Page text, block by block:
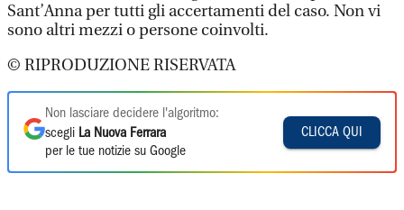
Sant’Anna per tutti gli accertamenti del caso. Non vi
sono altri mezzi o persone coinvolti.
© RIPRODUZIONE RISERVATA
Non lasciare decidere l'algoritmo:
scegli La Nuova Ferrara
per le tue notizie su Google
CLICCA QUI